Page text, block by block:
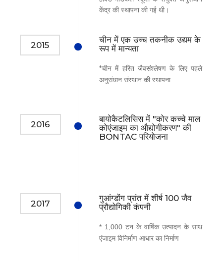
केंद्र की स्थापना की गई थी।
2015
चीन में एक उच्च तकनीक उद्यम के
रूप में मान्यता
​​​​​*चीन में हरित जैवसंश्लेषण के लिए पहले
अनुसंधान संस्थान की स्थापना
2016
बायोकैटलिसिस में "कोर कच्चे माल
कोएंजाइम का औद्योगीकरण" की
BONTAC परियोजना
2017
गुआंग्डोंग प्रांत में शीर्ष 100 जैव
प्रौद्योगिकी कंपनी
* 1,000 टन के वार्षिक उत्पादन के साथ
एंजाइम विनिर्माण आधार का निर्माण